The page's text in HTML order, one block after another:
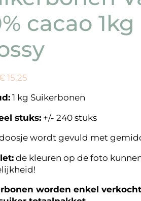
cacao
15,25
1 kg Suikerbonen
stuks: +/- 240 stuks
doosje wordt gevuld met
de kleuren op de foto
worden enkel